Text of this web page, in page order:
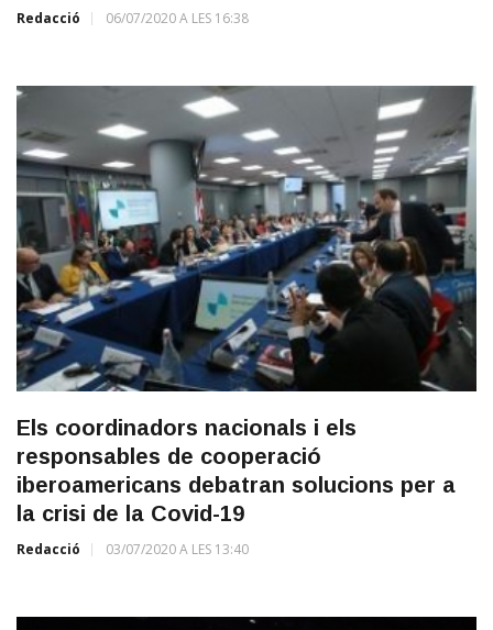
Redacció 06/07/2020 A LES 16:38
Els coordinadors nacionals i els
responsables de cooperació
iberoamericans debatran solucions per a
la crisi de la Covid-19
Redacció 03/07/2020 A LES 13:40